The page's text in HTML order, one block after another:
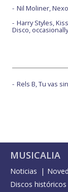
Nil Moliner, Nexo
Harry Styles,
Disco,
Rels B, Tu vas
MUSICALIA
Noticias
Discos históricos